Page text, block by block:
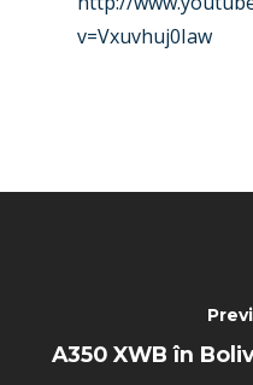
v=Vxuvhuj0Iaw
A350 XWB în